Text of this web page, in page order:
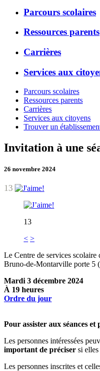
Parcours scolaires
Ressources parents
Carrières
Services aux
Parcours scolaires
Ressources parents
Carrières
Services aux citoyens
Trouver un
Invitation à une
26 novembre 2024
13
13
< >
Le Centre de services
Bruno-de-Montarville porte 5 (
Mardi 3 décembre 2024
À 19 heures
Ordre du jour
Pour assister aux séances
Les personnes intéressées
important de préciser si
Les personnes inscrites et